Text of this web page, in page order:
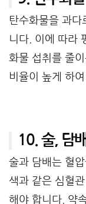
탄수화물을 과다
니다. 이에 따라
화물 섭취를 줄
비율이 높게 하
10. 술, 담
술과 담배는 혈
색과 같은 심혈
해야 합니다. 약